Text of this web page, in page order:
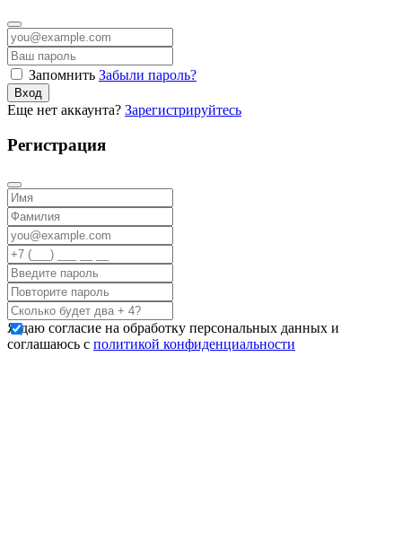
Запомнить Забыли пароль?
Вход
Еще нет аккаунта? Зарегистрируйтесь
Регистрация
Я даю согласие на обработку персональных данных и
соглашаюсь с политикой конфиденциальности